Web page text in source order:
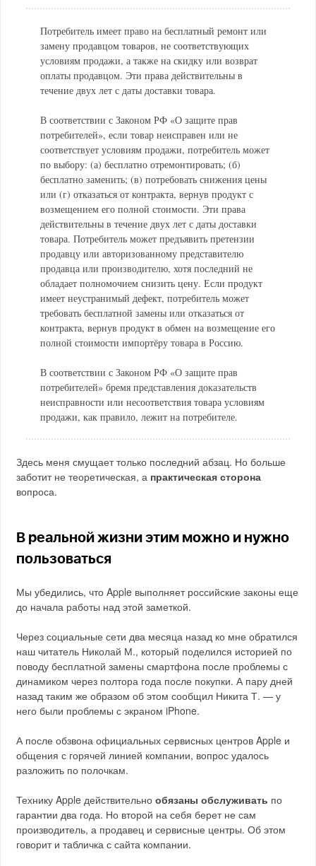
Потребитель имеет право на бесплатный ремонт или
замену продавцом товаров, не соответствующих
условиям продажи, а также на скидку или возврат
оплаты продавцом. Эти права действительны в
течение двух лет с даты доставки товара.
В соответствии с Законом РФ «О защите прав
потребителей», если товар неисправен или не
соответствует условиям продажи, потребитель может
по выбору: (а) бесплатно отремонтировать; (б)
бесплатно заменить; (в) потребовать снижения цены
или (г) отказаться от контракта, вернув продукт с
возмещением его полной стоимости. Эти права
действительны в течение двух лет с даты доставки
товара. Потребитель может предъявить претензии
продавцу или авторизованному представителю
продавца или производителю, хотя последний не
обладает полномочием снизить цену. Если продукт
имеет неустранимый дефект, потребитель может
требовать бесплатной замены или отказаться от
контракта, вернув продукт в обмен на возмещение его
полной стоимости импортёру товара в Россию.
В соответствии с Законом РФ «О защите прав
потребителей» бремя представления доказательств
неисправности или несоответствия товара условиям
продажи, как правило, лежит на потребителе.
Здесь меня смущает только последний абзац. Но больше
заботит не теоретическая, а практическая сторона
вопроса.
В реальной жизни этим можно и нужно
пользоваться
Мы убедились, что Apple выполняет российские законы еще
до начала работы над этой заметкой.
Через социальные сети два месяца назад ко мне обратился
наш читатель Николай М., который поделился историей по
поводу бесплатной замены смартфона после проблемы с
динамиком через полтора года после покупки. А пару дней
назад таким же образом об этом сообщил Никита Т. — у
него были проблемы с экраном iPhone.
А после обзвона официальных сервисных центров Apple и
общения с горячей линией компании, вопрос удалось
разложить по полочкам.
Технику Apple действительнообязаны обслуживать по
гарантии два года. Но второй на себя берет не сам
производитель, а продавец и сервисные центры. Об этом
говорит и табличка с сайта компании.